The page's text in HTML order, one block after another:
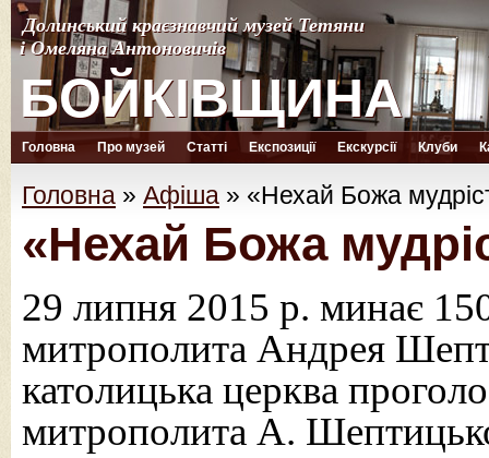
Долинський краєзнавчий музей Тетяни
і Омеляна Антоновичів
БОЙКІВЩИНА
Долинський краєзнавчий музей Тетяни
і Омеляна Антоновичів
БОЙКІВЩИНА
Головна Про музей Статті Експозиції Екскурсії Клуби
Головна » Афіша » «Нехай Божа
«Нехай Божа
29 липня 2015 р. минає
митрополита Андрея
католицька церква
митрополита А.